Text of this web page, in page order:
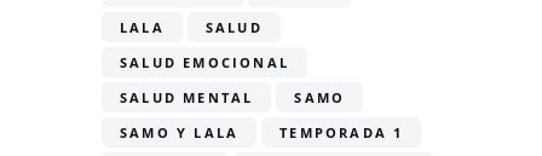
LALA
SALUD
SALUD EMOCIONAL
SALUD MENTAL
SAMO
SAMO Y LALA
TEMPORADA 1